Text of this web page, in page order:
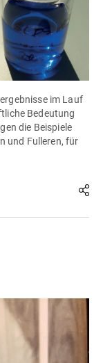
im Lauf
Bedeutung
die Beispiele
und Fulleren, für